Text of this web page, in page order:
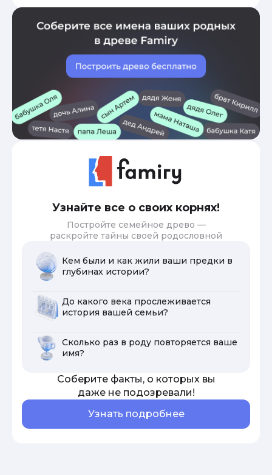
Узнайте все о своих корнях!
Постройте семейное древо —
раскройте тайны своей родословной
Кем были и как жили ваши предки в
глубинах истории?
До какого века прослеживается
история вашей семьи?
Сколько раз в роду повторяется ваше
имя?
Соберите факты, о которых вы
даже не подозревали!
Узнать подробнее